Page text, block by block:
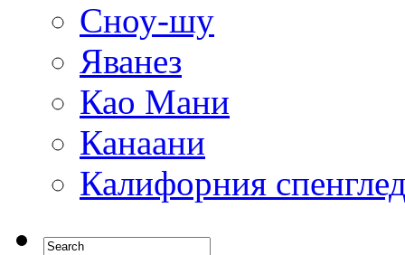
Сноу-шу
Яванез
Као Мани
Канаани
Калифорния